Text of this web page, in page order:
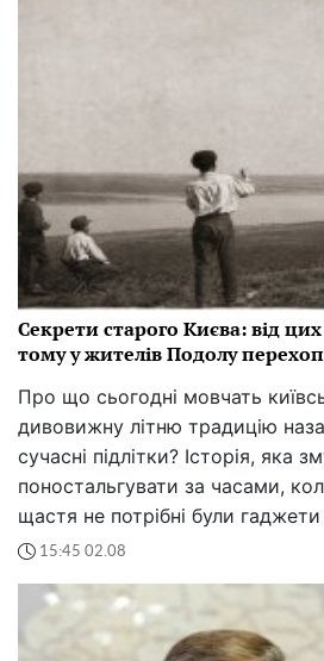
Секрети старого Києва: від цих
тому у жителів Подолу
Про що сьогодні мовчать
дивовижну літню традицію
сучасні підлітки? Історія, яка
поностальгувати за часами,
щастя не потрібні були гаджети
15:45 02.08